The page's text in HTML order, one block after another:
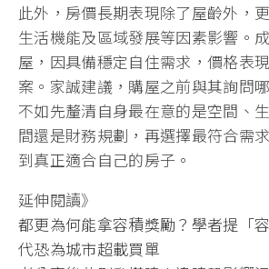
此外，房價長期表現除了屋齡外，
生活機能及區域發展等因素影響。
屋，因具備穩定自住需求，價格表
案。家誠建議，購屋之前與其詢問
不如先釐清自身最在意的是空間、
間還是財務規劃，再選擇最符合需
到真正適合自己的房子。
延伸閱讀》
都更為何能拿容積獎勵？學者提「
代恐為城市超載買單